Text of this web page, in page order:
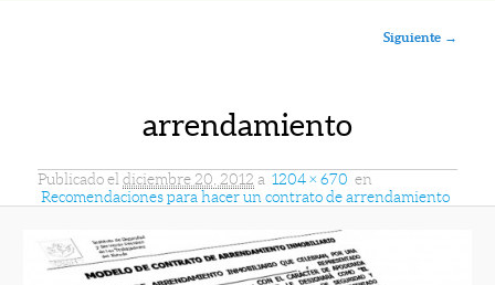
Siguiente →
arrendamiento
Publicado el diciembre 20, 2012 a 1204 × 670 en
Recomendaciones para hacer un contrato de arrendamiento